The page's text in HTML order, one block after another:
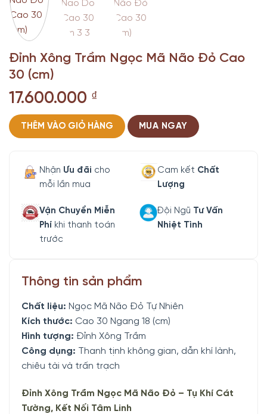
Đỉnh Xông Trầm Ngọc Mã Não Đỏ Cao
30 (cm)
17.600.000 ₫
THÊM VÀO GIỎ HÀNG MUA NGAY
Nhận Ưu đãi cho
mỗi lần mua
Cam kết Chất
Lượng
Vận Chuyển Miễn
Phí khi thanh toán
trước
Đội Ngũ Tư Vấn
Nhiệt Tình
Thông tin sản phẩm
Chất liệu: Ngọc Mã Não Đỏ Tự Nhiên
Kích thước: Cao 30 Ngang 18 (cm)
Hình tượng: Đỉnh Xông Trầm
Công dụng: Thanh tịnh không gian, dẫn khí lành,
chiêu tài và trấn trạch
Đỉnh Xông Trầm Ngọc Mã Não Đỏ – Tụ Khí Cát
Tường, Kết Nối Tâm Linh